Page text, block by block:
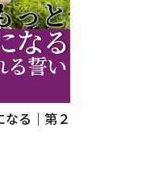
なる｜第２